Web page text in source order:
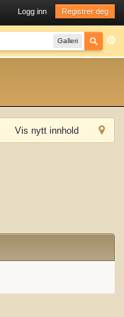
Logg inn Registrer deg
Galleri
Vis nytt innhold